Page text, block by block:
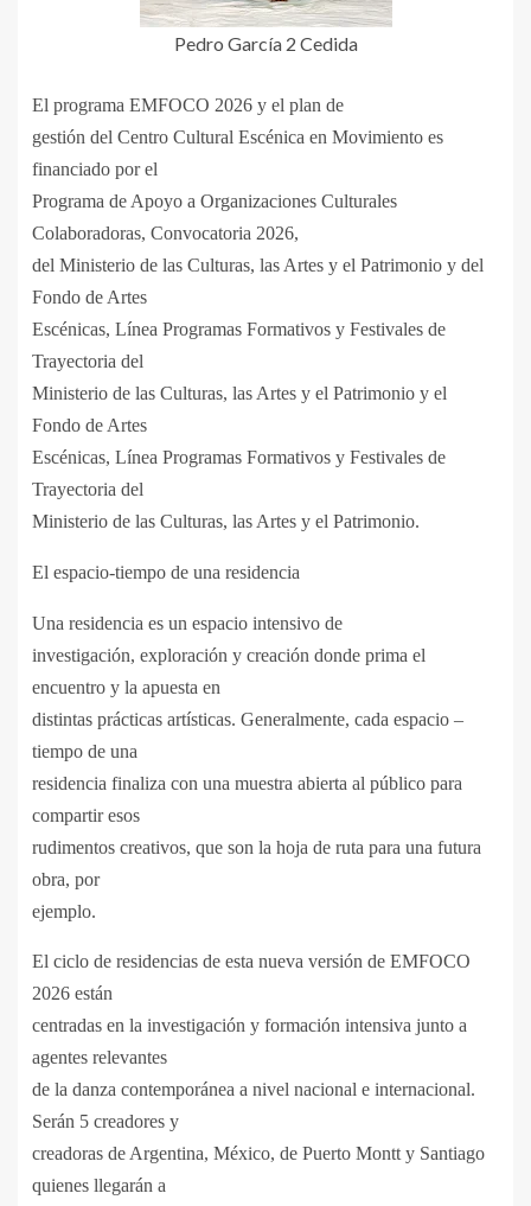
Pedro García 2 Cedida
El programa EMFOCO 2026 y el plan de
gestión del Centro Cultural Escénica en Movimiento es
financiado por el
Programa de Apoyo a Organizaciones Culturales
Colaboradoras, Convocatoria 2026,
del Ministerio de las Culturas, las Artes y el Patrimonio y del
Fondo de Artes
Escénicas, Línea Programas Formativos y Festivales de
Trayectoria del
Ministerio de las Culturas, las Artes y el Patrimonio y el
Fondo de Artes
Escénicas, Línea Programas Formativos y Festivales de
Trayectoria del
Ministerio de las Culturas, las Artes y el Patrimonio.
El espacio-tiempo de una residencia
Una residencia es un espacio intensivo de
investigación, exploración y creación donde prima el
encuentro y la apuesta en
distintas prácticas artísticas. Generalmente, cada espacio –
tiempo de una
residencia finaliza con una muestra abierta al público para
compartir esos
rudimentos creativos, que son la hoja de ruta para una futura
obra, por
ejemplo.
El ciclo de residencias de esta nueva versión de EMFOCO
2026 están
centradas en la investigación y formación intensiva junto a
agentes relevantes
de la danza contemporánea a nivel nacional e internacional.
Serán 5 creadores y
creadoras de Argentina, México, de Puerto Montt y Santiago
quienes llegarán a